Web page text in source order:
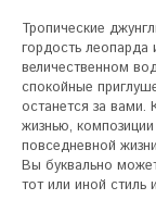
Тропические
гордость леопарда
величественном
спокойные
останется за вами.
жизнью,
повседневной
Вы буквально
тот или иной стиль